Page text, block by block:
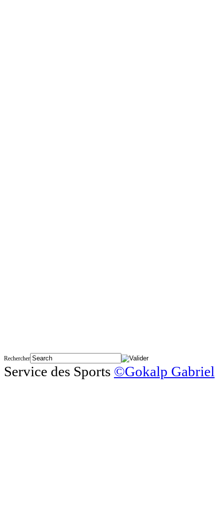
Rechercher
Service des Sports ©Gokalp Gabriel